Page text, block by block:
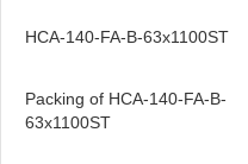
HCA-140-FA-B-63x1100ST
Packing of HCA-140-FA-B-
63x1100ST